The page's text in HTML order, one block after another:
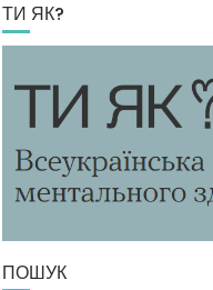
ТИ ЯК?
ПОШУК